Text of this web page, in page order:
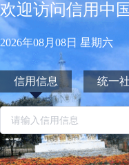
欢迎访问信用中
2026年08月08日 星期六
信用信息 统一